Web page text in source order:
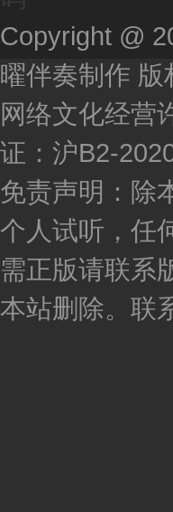
Copyright @
曜伴奏制作
网络文化经营
证：沪B2-
免责声明：除
个人试听，任
需正版请联系
本站删除。联